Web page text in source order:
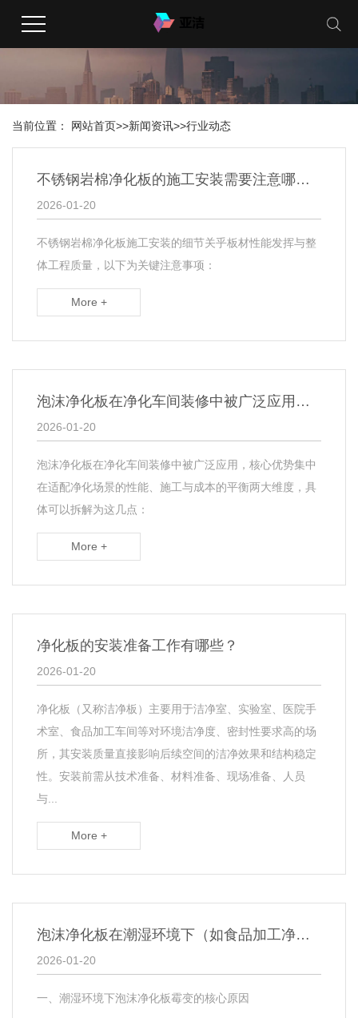
当前位置： 网站首页>>新闻资讯>>行业动态
不锈钢岩棉净化板的施工安装需要注意哪些细节？
2026-01-20
不锈钢岩棉净化板施工安装的细节关乎板材性能发挥与整
体工程质量，以下为关键注意事项：
More +
泡沫净化板在净化车间装修中被广泛应用的核心优势是什么？​
2026-01-20
泡沫净化板在净化车间装修中被广泛应用，核心优势集中
在适配净化场景的性能、施工与成本的平衡两大维度，具
体可以拆解为这几点：
More +
净化板的安装准备工作有哪些？​
2026-01-20
净化板（又称洁净板）主要用于洁净室、实验室、医院手
术室、食品加工车间等对环境洁净度、密封性要求高的场
所，其安装质量直接影响后续空间的洁净效果和结构稳定
性。安装前需从技术准备、材料准备、现场准备、人员
与...
More +
泡沫净化板在潮湿环境下（如食品加工净化车间）使用，如何防止出现霉变现象？​
2026-01-20
一、潮湿环境下泡沫净化板霉变的核心原因